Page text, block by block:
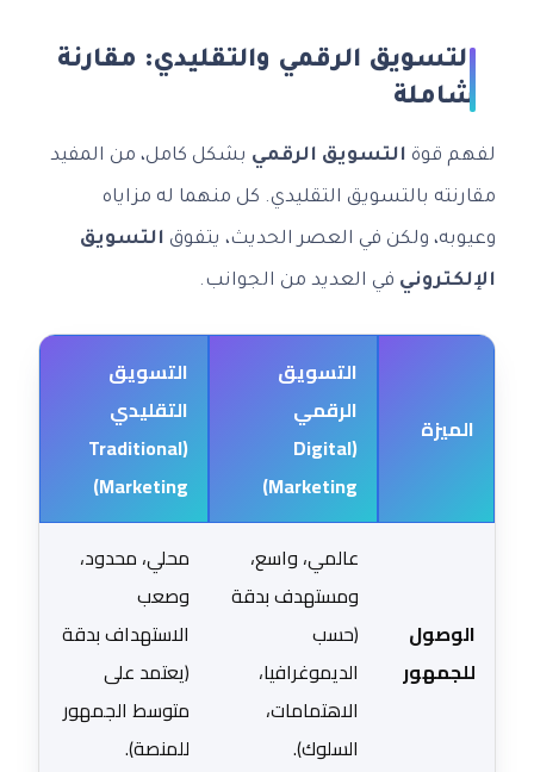
التسويق الرقمي والتقليدي: مقارنة
شاملة
لفهم قوة التسويق الرقمي بشكل كامل، من المفيد
مقارنته بالتسويق التقليدي. كل منهما له مزاياه
وعيوبه، ولكن في العصر الحديث، يتفوق التسويق
الإلكتروني في العديد من الجوانب.
الميزة
التسويق
الرقمي
(Digital
Marketing)
التسويق
التقليدي
(Traditional
Marketing)
الوصول
للجمهور
عالمي، واسع،
ومستهدف بدقة
(حسب
الديموغرافيا،
الاهتمامات،
السلوك).
محلي، محدود،
وصعب
الاستهداف بدقة
(يعتمد على
متوسط الجمهور
للمنصة).